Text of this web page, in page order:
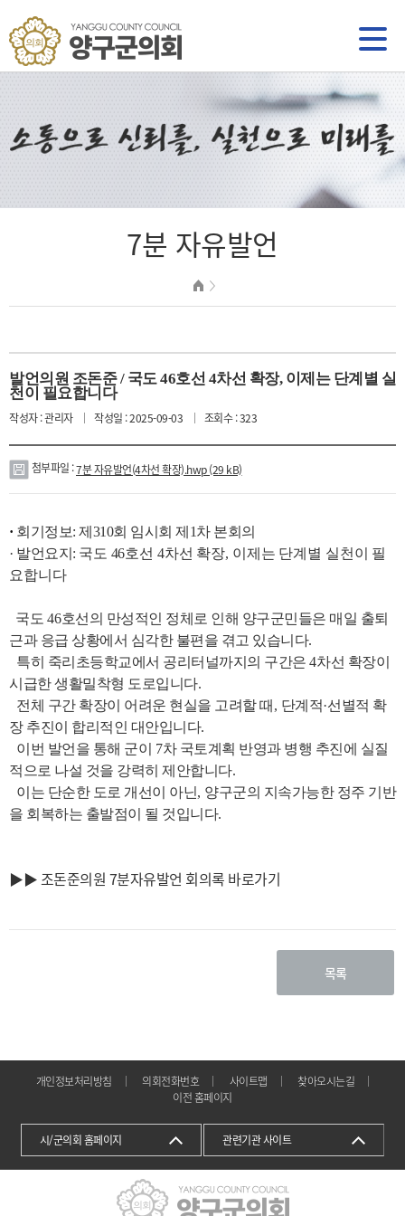
7분 자유발언
발언의원 조돈준 / 국도 46호선 4차선 확장, 이제는 단계별 실
천이 필요합니다
작성자 : 관리자 작성일 : 2025-09-03 조회수 : 323
스오
일
첨부파일 :7분 자유발언(4차선 확장).hwp (29 kB)
· 회기정보: 제310회 임시회 제1차 본회의
· 발언요지: 국도 46호선 4차선 확장, 이제는 단계별 실천이 필
요합니다
국도 46호선의 만성적인 정체로 인해 양구군민들은 매일 출퇴
근과 응급 상황에서 심각한 불편을 겪고 있습니다.
특히 죽리초등학교에서 공리터널까지의 구간은 4차선 확장이
시급한 생활밀착형 도로입니다.
전체 구간 확장이 어려운 현실을 고려할 때 , 단계적·선별적 확
장 추진이 합리적인 대안입니다.
이번 발언을 통해 군이 7차 국토계획 반영과 병행 추진에 실질
적으로 나설 것을 강력히 제안합니다.
이는 단순한 도로 개선이 아닌, 양구군의 지속가능한 정주 기반
을 회복하는 출발점이 될 것입니다.
▶▶ 조돈준의원 7분자유발언 회의록 바로가기
목록
개인정보처리방침 의회전화번호 사이트맵
찾아오시는길
이전 홈페이지
시/군의회 홈페이지 관련기관 사이트